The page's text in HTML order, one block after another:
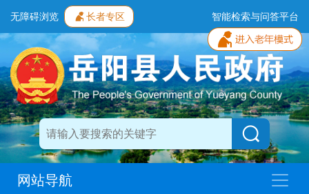
无障碍浏览 长者专区 智能检索与问答平台
网站导航